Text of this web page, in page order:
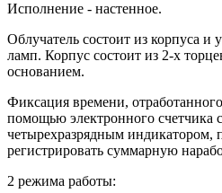
Исполнение - настенное.
Облучатель состоит из корпуса и
ламп. Корпус состоит из 2-х
основанием.
Фиксация времени,
помощью электронного счетчика
четырехразрядным индикатором,
регистрировать суммарную
2 режима работы: